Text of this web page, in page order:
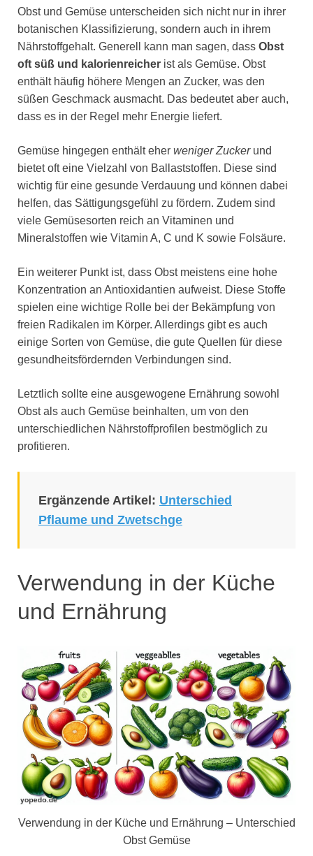
Obst und Gemüse unterscheiden sich nicht nur in ihrer
botanischen Klassifizierung, sondern auch in ihrem
Nährstoffgehalt. Generell kann man sagen, dass Obst
oft süß und kalorienreicher ist als Gemüse. Obst
enthält häufig höhere Mengen an Zucker, was den
süßen Geschmack ausmacht. Das bedeutet aber auch,
dass es in der Regel mehr Energie liefert.
Gemüse hingegen enthält eher weniger Zuckerund
bietet oft eine Vielzahl von Ballaststoffen. Diese sind
wichtig für eine gesunde Verdauung und können dabei
helfen, das Sättigungsgefühl zu fördern. Zudem sind
viele Gemüsesorten reich an Vitaminen und
Mineralstoffen wie Vitamin A, C und K sowie Folsäure.
Ein weiterer Punkt ist, dass Obst meistens eine hohe
Konzentration an Antioxidantien aufweist. Diese Stoffe
spielen eine wichtige Rolle bei der Bekämpfung von
freien Radikalen im Körper. Allerdings gibt es auch
einige Sorten von Gemüse, die gute Quellen für diese
gesundheitsfördernden Verbindungen sind.
Letztlich sollte eine ausgewogene Ernährung sowohl
Obst als auch Gemüse beinhalten, um von den
unterschiedlichen Nährstoffprofilen bestmöglich zu
profitieren.
Ergänzende Artikel: Unterschied
Pflaume und Zwetschge
Verwendung in der Küche
und Ernährung
Verwendung in der Küche und Ernährung – Unterschied
Obst Gemüse